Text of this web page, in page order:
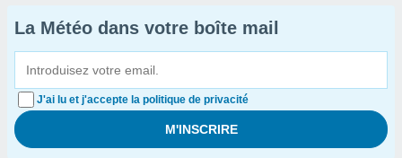
La Météo dans votre boîte mail
J'ai lu et j'accepte la politique de privacité